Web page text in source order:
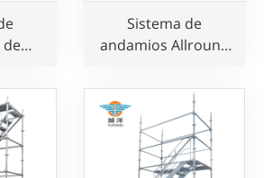
Sistema de
andamios Allround